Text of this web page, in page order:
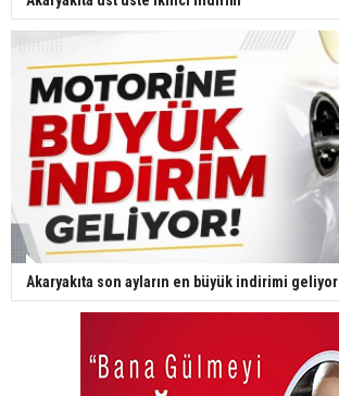
Akaryakıta son ayların en büyük indirimi geliyor